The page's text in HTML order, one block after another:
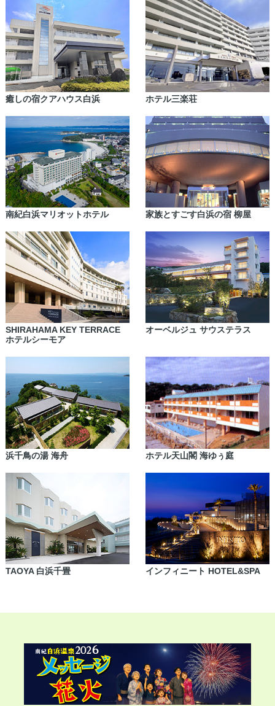
癒しの宿クアハウス白浜 ホテル三楽荘
南紀白浜マリオットホテル 家族とすごす白浜の宿 柳屋
SHIRAHAMA KEY TERRACE
ホテルシーモア
オーベルジュ サウステラス
浜千鳥の湯 海舟 ホテル天山閣 海ゆぅ庭
TAOYA 白浜千畳 インフィニート HOTEL&SPA